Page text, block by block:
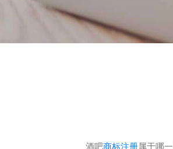
酒吧商标注册属于哪